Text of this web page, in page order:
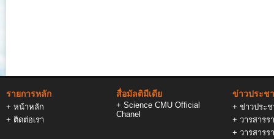
รายการหลัก
+ หน้าหลัก
+ ติดต่อเรา
สื่อมัลติมีเดีย
+ Science CMU Official
Chanel
ข่าวประช
+ ข่าวประ
+ วารสารร
+ วารสารร